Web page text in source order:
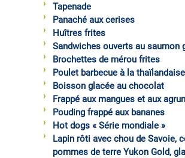
Tapenade
Panaché aux cerises
Huîtres frites
Sandwiches ouverts au saumon
Brochettes de mérou frites
Poulet barbecue à la thaïlandaise
Boisson glacée au chocolat
Frappé aux mangues et aux
Pouding frappé aux bananes
Hot dogs « Série mondiale »
Lapin rôti avec chou de Savoie,
pommes de terre Yukon Gold,